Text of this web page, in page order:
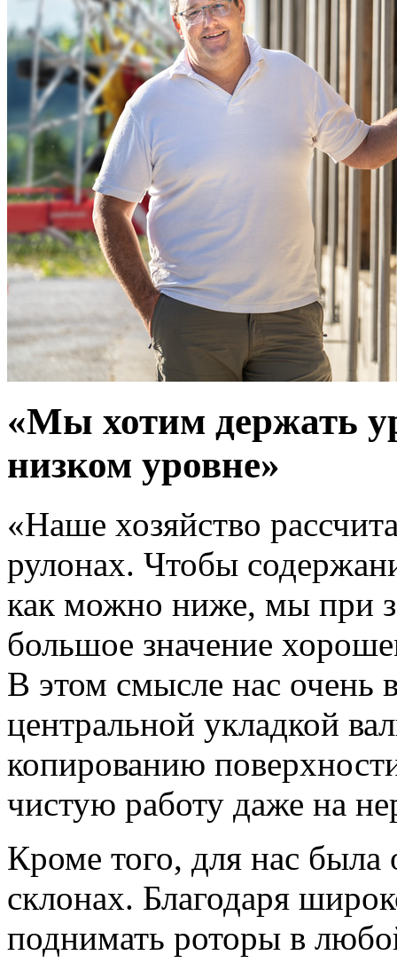
«Мы хотим держать
низком уровне»
«Наше хозяйство
рулонах. Чтобы
как можно ниже, мы при
большое значение
В этом смысле нас очень
центральной укладкой
копированию
чистую работу даже на
Кроме того, для нас была
склонах. Благодаря
поднимать роторы в